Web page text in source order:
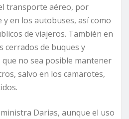
transporte aéreo, por
en los autobuses, así como
de viajeros. También en
cerrados de buques y
no sea posible mantener
salvo en los camarotes,
Darias, aunque el uso